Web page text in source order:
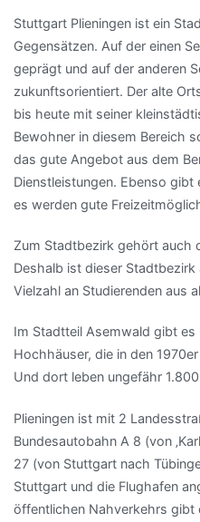
Stuttgart Plieningen ist ein
Gegensätzen. Auf der einen
geprägt und auf der anderen
zukunftsorientiert. Der alte
bis heute mit seiner
Bewohner in diesem Bereich
das gute Angebot aus dem
Dienstleistungen. Ebenso gibt
es werden gute
Zum Stadtbezirk gehört auch
Deshalb ist dieser
Vielzahl an Studierenden aus
Im Stadtteil Asemwald gibt
Hochhäuser, die in den
Und dort leben ungefähr
Plieningen ist mit 2
Bundesautobahn A 8 (von
27 (von Stuttgart nach
Stuttgart und die Flughafen
öffentlichen Nahverkehrs gibt